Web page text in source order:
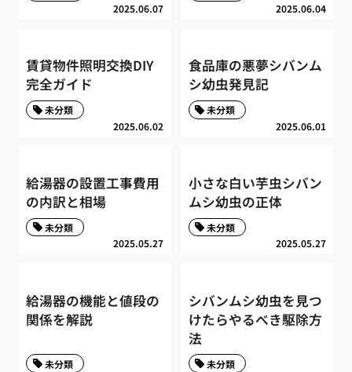
2025.06.07 2025.06.04
賃貸物件照明交換DIY
完全ガイド
2025.06.02
未分類
食品庫の悪夢シバンム
シ幼虫発見記
2025.06.01
未分類
給湯器の設置工事費用
の内訳と相場
2025.05.27
未分類
小さな白い芋虫シバン
ムシ幼虫の正体
2025.05.27
未分類
給湯器の機能と値段の
関係を解説
未分類
シバンムシ幼虫を見つ
けたらやるべき駆除方
法
未分類